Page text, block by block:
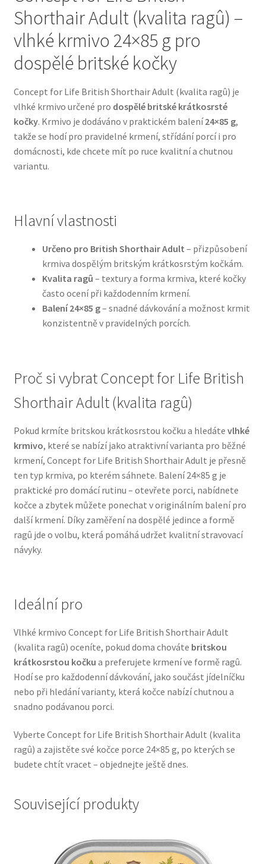
Bozita pro psy — Švédské krmivo s nordickou kvalitou
Brit pro psy
Granule pro psy
Natural Trainer pro psy — Italské krmivo s
přírodními složkami
Happy Dog — Německá kvalita a přirozené složení
Konzervy a kapsičky pro psy
N&D Farmina pro psy — Italské holistic krmivo
Oblečky pro psy
Pelíšky pro psy
Přepravky pro psy
Purizon pro psy — Vysoký obsah masa, bez obilovin
Royal Canin pro psy
Veterinární dieta pro psy
Wolf of Wilderness
Shorthair Adult (kvalita ragû) –
vlhké krmivo 24×85 g pro
dospělé britské kočky
Concept for Life British Shorthair Adult (kvalita ragû) je
vlhké krmivo určené pro dospělé britské krátkosrsté
kočky. Krmivo je dodáváno v praktickém balení24×85 g,
takže se hodí pro pravidelné krmení, střídání porcí i pro
domácnosti, kde chcete mít po ruce kvalitní a chutnou
variantu.
Hlavní vlastnosti
Určeno pro British Shorthair Adult – přizpůsobení
krmiva dospělým britským krátkosrstým kočkám.
Kvalita ragû – textury a forma krmiva, které kočky
často ocení při každodenním krmení.
Balení 24×85 g– snadné dávkování a možnost krmit
konzistentně v pravidelných porcích.
Proč si vybrat Concept for Life British
Shorthair Adult (kvalita ragû)
Pokud krmíte britskou krátkosrstou kočku a hledáte vlhké
krmivo, které se nabízí jako atraktivní varianta pro běžné
krmení, Concept for Life British Shorthair Adult je přesně
ten typ krmiva, po kterém sáhnete. Balení 24×85 g je
praktické pro domácí rutinu – otevřete porci, nabídnete
kočce a zbytek můžete ponechat v originálním balení pro
další krmení. Díky zaměření na dospělé jedince a formě
ragû jde o volbu, která pomáhá udržet kvalitní stravovací
návyky.
Ideální pro
Vlhké krmivo Concept for Life British Shorthair Adult
(kvalita ragû) oceníte, pokud doma chováte britskou
krátkosrstou kočku a preferujete krmení ve formě ragû.
Hodí se pro každodenní dávkování, jako součást jídelníčku
nebo při hledání varianty, která kočce nabízí chutnou a
snadno podávanou porci.
Vyberte Concept for Life British Shorthair Adult (kvalita
ragû) a zajistěte své kočce porce 24×85 g, po kterých se
budete chtít vracet – objednejte ještě dnes.
Související produkty